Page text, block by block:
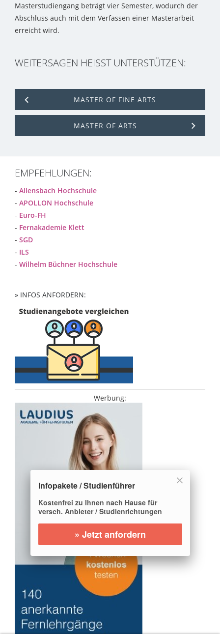
Masterstudiengang beträgt vier Semester, wodurch der
Abschluss auch mit dem Verfassen einer Masterarbeit
erreicht wird.
WEITERSAGEN HEISST UNTERSTÜTZEN:
MASTER OF FINE ARTS
MASTER OF ARTS
EMPFEHLUNGEN:
- Allensbach Hochschule
- APOLLON Hochschule
- Euro-FH
- Fernakademie Klett
- SGD
- ILS
- Wilhelm Büchner Hochschule
» INFOS ANFORDERN:
Werbung:
Infopakete / Studienführer
Kostenfrei zu Ihnen nach Hause für
versch. Anbieter / Studienrichtungen
» Jetzt anfordern